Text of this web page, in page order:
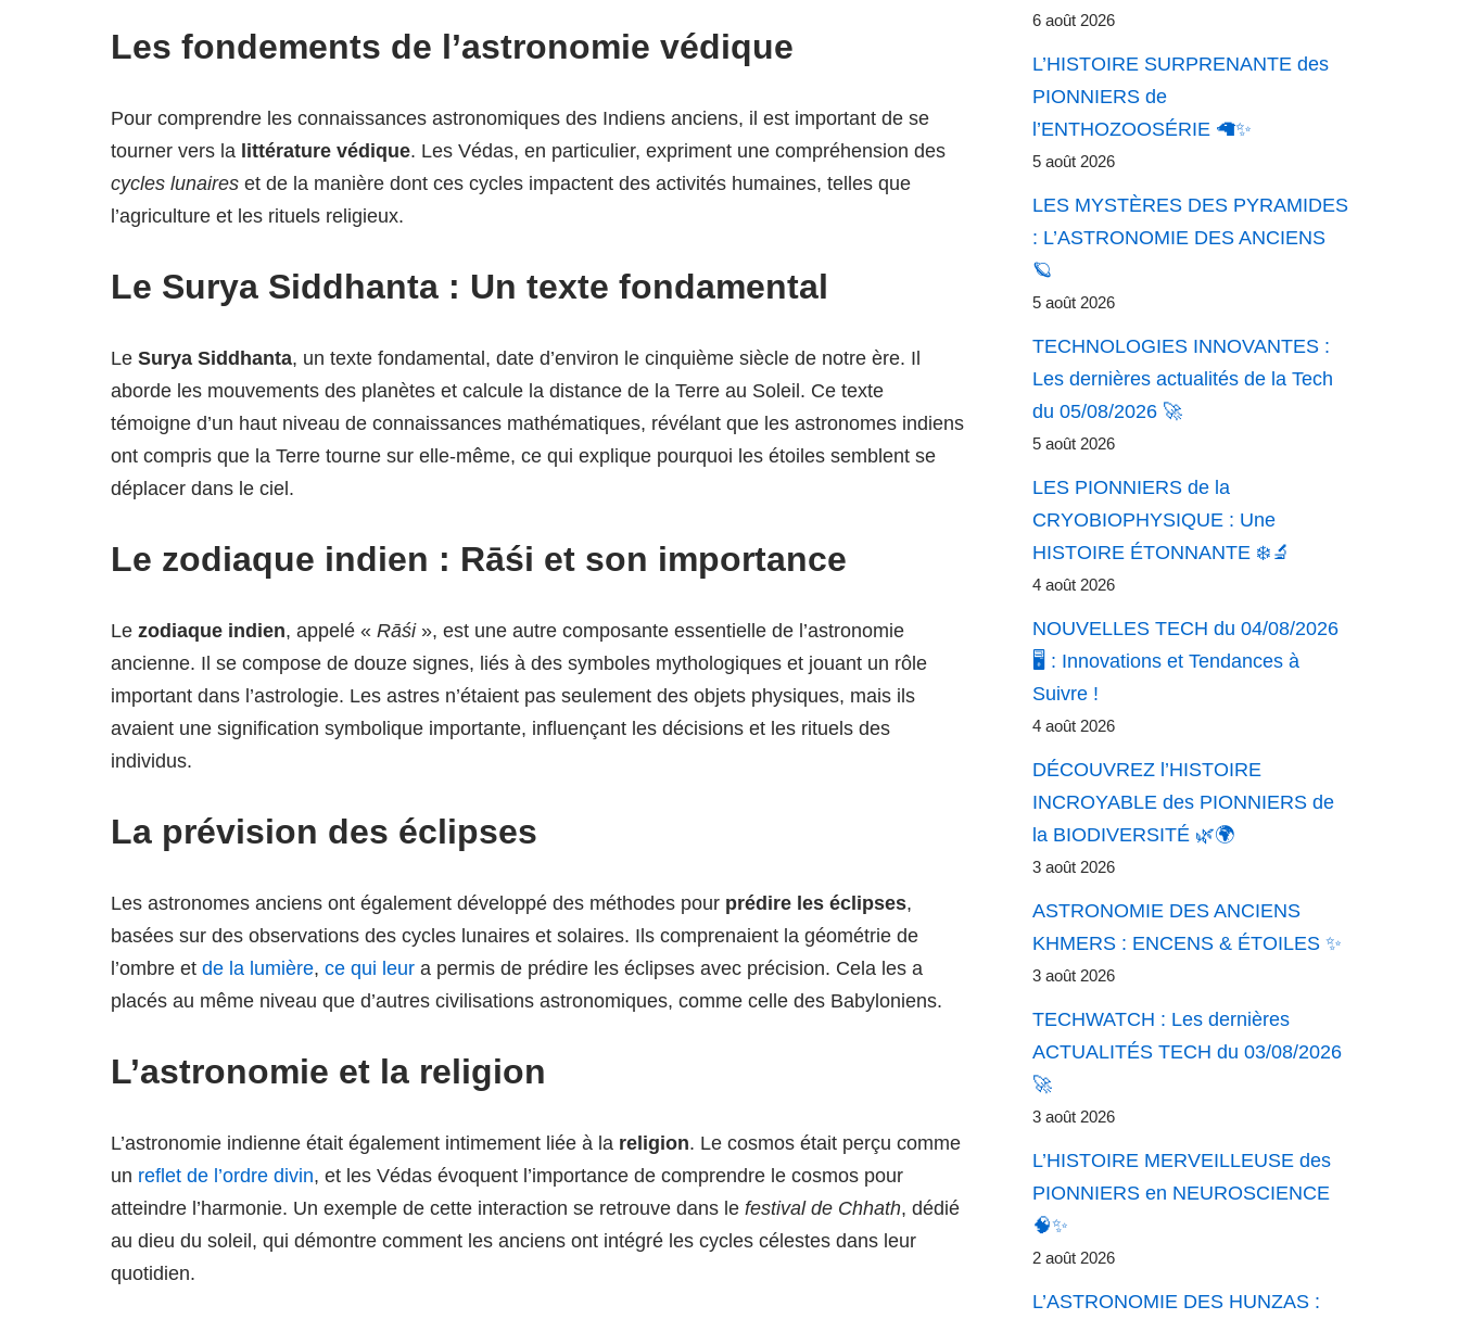
Les fondements de l’astronomie védique
Pour comprendre les connaissances astronomiques des Indiens anciens, il est important de se
tourner vers la littérature védique. Les Védas, en particulier, expriment une compréhension des
cycles lunaires et de la manière dont ces cycles impactent des activités humaines, telles que
l’agriculture et les rituels religieux.
Le Surya Siddhanta : Un texte fondamental
Le Surya Siddhanta, un texte fondamental, date d’environ le cinquième siècle de notre ère. Il
aborde les mouvements des planètes et calcule la distance de la Terre au Soleil. Ce texte
témoigne d’un haut niveau de connaissances mathématiques, révélant que les astronomes indiens
ont compris que la Terre tourne sur elle-même, ce qui explique pourquoi les étoiles semblent se
déplacer dans le ciel.
Le zodiaque indien : Rāśi et son importance
Le zodiaque indien, appelé « Rāśi», est une autre composante essentielle de l’astronomie
ancienne. Il se compose de douze signes, liés à des symboles mythologiques et jouant un rôle
important dans l’astrologie. Les astres n’étaient pas seulement des objets physiques, mais ils
avaient une signification symbolique importante, influençant les décisions et les rituels des
individus.
La prévision des éclipses
Les astronomes anciens ont également développé des méthodes pour prédire les éclipses,
basées sur des observations des cycles lunaires et solaires. Ils comprenaient la géométrie de
l’ombre et de la lumière, ce qui leur a permis de prédire les éclipses avec précision. Cela les a
placés au même niveau que d’autres civilisations astronomiques, comme celle des Babyloniens.
L’astronomie et la religion
L’astronomie indienne était également intimement liée à la religion. Le cosmos était perçu comme
un reflet de l’ordre divin, et les Védas évoquent l’importance de comprendre le cosmos pour
atteindre l’harmonie. Un exemple de cette interaction se retrouve dans le festival de Chhath, dédié
au dieu du soleil, qui démontre comment les anciens ont intégré les cycles célestes dans leur
quotidien.
6 août 2026
L’HISTOIRE SURPRENANTE des
PIONNIERS de
l’ENTHOZOOSÉRIE 🦙✨
5 août 2026
LES MYSTÈRES DES PYRAMIDES
: L’ASTRONOMIE DES ANCIENS
🪐
5 août 2026
TECHNOLOGIES INNOVANTES :
Les dernières actualités de la Tech
du 05/08/2026 🚀
5 août 2026
LES PIONNIERS de la
CRYOBIOPHYSIQUE : Une
HISTOIRE ÉTONNANTE ❄️🔬
4 août 2026
NOUVELLES TECH du 04/08/2026
🖥️ : Innovations et Tendances à
Suivre !
4 août 2026
DÉCOUVREZ l’HISTOIRE
INCROYABLE des PIONNIERS de
la BIODIVERSITÉ 🌿🌍
3 août 2026
ASTRONOMIE DES ANCIENS
KHMERS : ENCENS & ÉTOILES ✨
3 août 2026
TECHWATCH : Les dernières
ACTUALITÉS TECH du 03/08/2026
🚀
3 août 2026
L’HISTOIRE MERVEILLEUSE des
PIONNIERS en NEUROSCIENCE
🧠✨
2 août 2026
L’ASTRONOMIE DES HUNZAS :